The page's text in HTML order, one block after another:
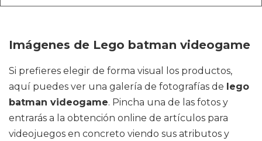
Imágenes de Lego batman videogame
Si prefieres elegir de forma visual los productos,
aquí puedes ver una galería de fotografías de lego
batman videogame. Pincha una de las fotos y
entrarás a la obtención online de artículos para
videojuegos en concreto viendo sus atributos y